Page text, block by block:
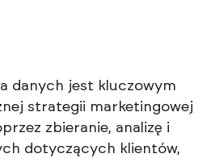
danych jest kluczowym
strategii marketingowej
zbieranie, analizę i
dotyczących klientów,